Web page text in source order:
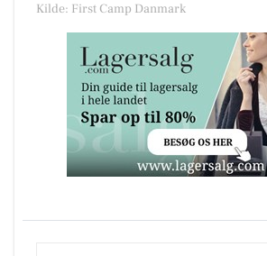
Kilde: First Camp Danmark